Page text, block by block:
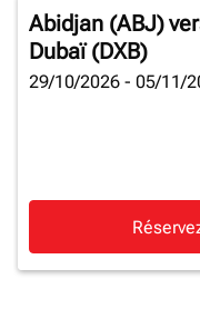
Abidjan (ABJ)
Dubaï (DXB)
29/10/2026 - 05/11/